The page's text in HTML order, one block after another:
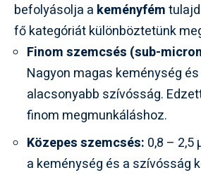
befolyásolja a keményfém
fő kategóriát különböztetünk
Finom szemcsés (sub-
Nagyon magas keménység
alacsonyabb szívósság.
finom megmunkáláshoz.
Közepes szemcsés: 0,8 – 2,5
a keménység és a szívósság